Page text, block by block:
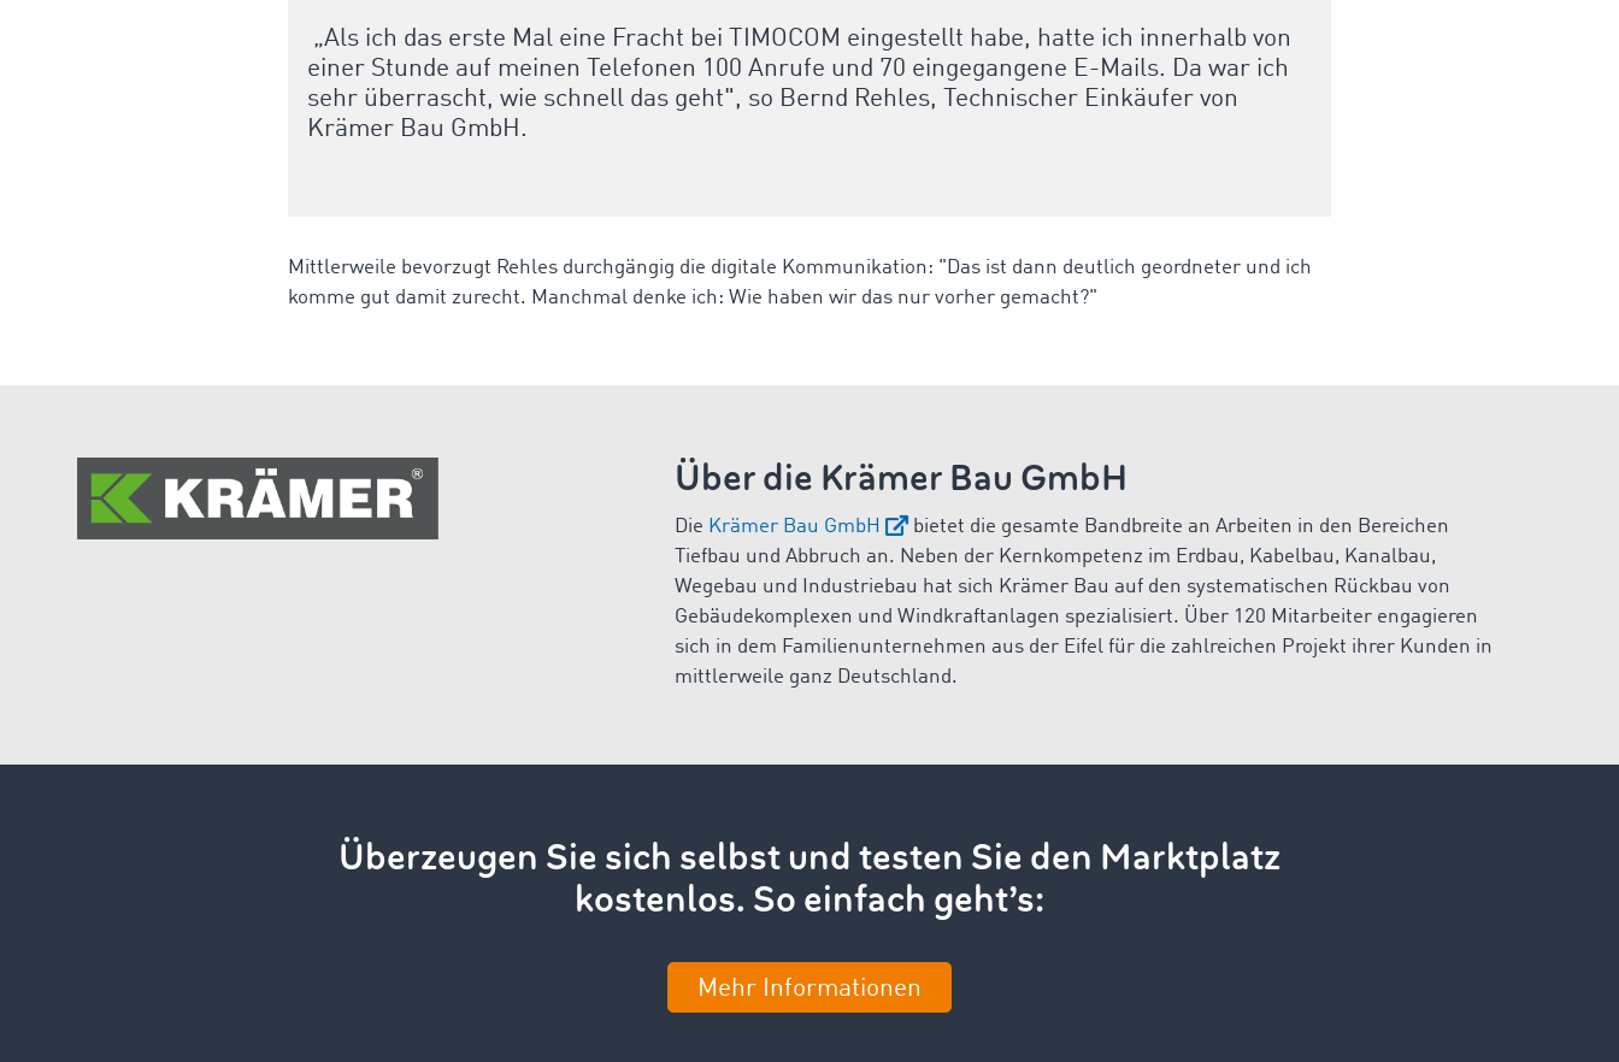
„Als ich das erste Mal eine Fracht bei TIMOCOM eingestellt habe, hatte ich innerhalb von
einer Stunde auf meinen Telefonen 100 Anrufe und 70 eingegangene E-Mails. Da war ich
sehr überrascht, wie schnell das geht", so Bernd Rehles, Technischer Einkäufer von
Krämer Bau GmbH.
Mittlerweile bevorzugt Rehles durchgängig die digitale Kommunikation: "Das ist dann deutlich geordneter und ich
komme gut damit zurecht. Manchmal denke ich: Wie haben wir das nur vorher gemacht?"
Über die Krämer Bau GmbH
Die Krämer Bau GmbH
bietet die gesamte Bandbreite an Arbeiten in den Bereichen
Tiefbau und Abbruch an. Neben der Kernkompetenz im Erdbau, Kabelbau, Kanalbau,
Wegebau und Industriebau hat sich Krämer Bau auf den systematischen Rückbau von
Gebäudekomplexen und Windkraftanlagen spezialisiert. Über 120 Mitarbeiter engagieren
sich in dem Familienunternehmen aus der Eifel für die zahlreichen Projekt ihrer Kunden in
mittlerweile ganz Deutschland.
Überzeugen Sie sich selbst und testen Sie den Marktplatz
kostenlos. So einfach geht’s:
Mehr Informationen